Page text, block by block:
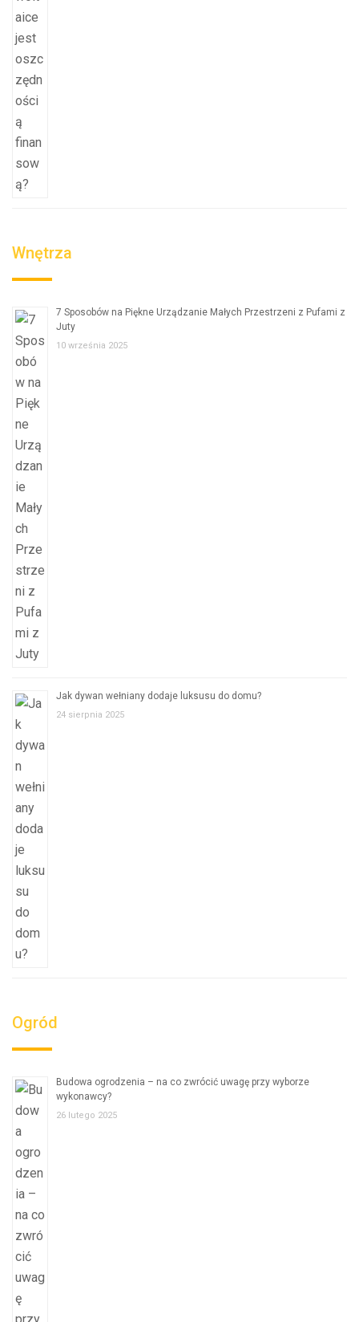
Wnętrza
7 Sposobów na Piękne Urządzanie Małych Przestrzeni z Pufami z
Juty
10 września 2025
Jak dywan wełniany dodaje luksusu do domu?
24 sierpnia 2025
Ogród
Budowa ogrodzenia – na co zwrócić uwagę przy wyborze
wykonawcy?
26 lutego 2025